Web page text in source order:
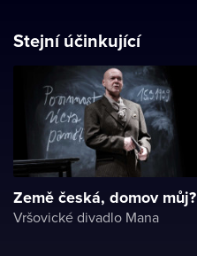
Stejní účinkující
Země česká, domov můj?
Vršovické divadlo Mana